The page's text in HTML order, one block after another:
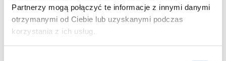
Partnerzy mogą połączyć te informacje z innymi danymi
otrzymanymi od Ciebie lub uzyskanymi podczas
korzystania z ich usług.
-zadruku powyższych elementów z projektu przesłanego
przez klienta